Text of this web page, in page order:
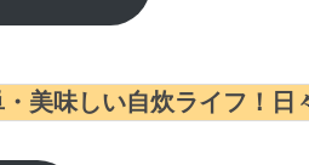
美味しい自炊ライフ！日